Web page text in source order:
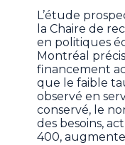
L’étude
la Chaire de
en politiques
Montréal
financement
que le faible
observé en
conservé, le
des besoins,
400,